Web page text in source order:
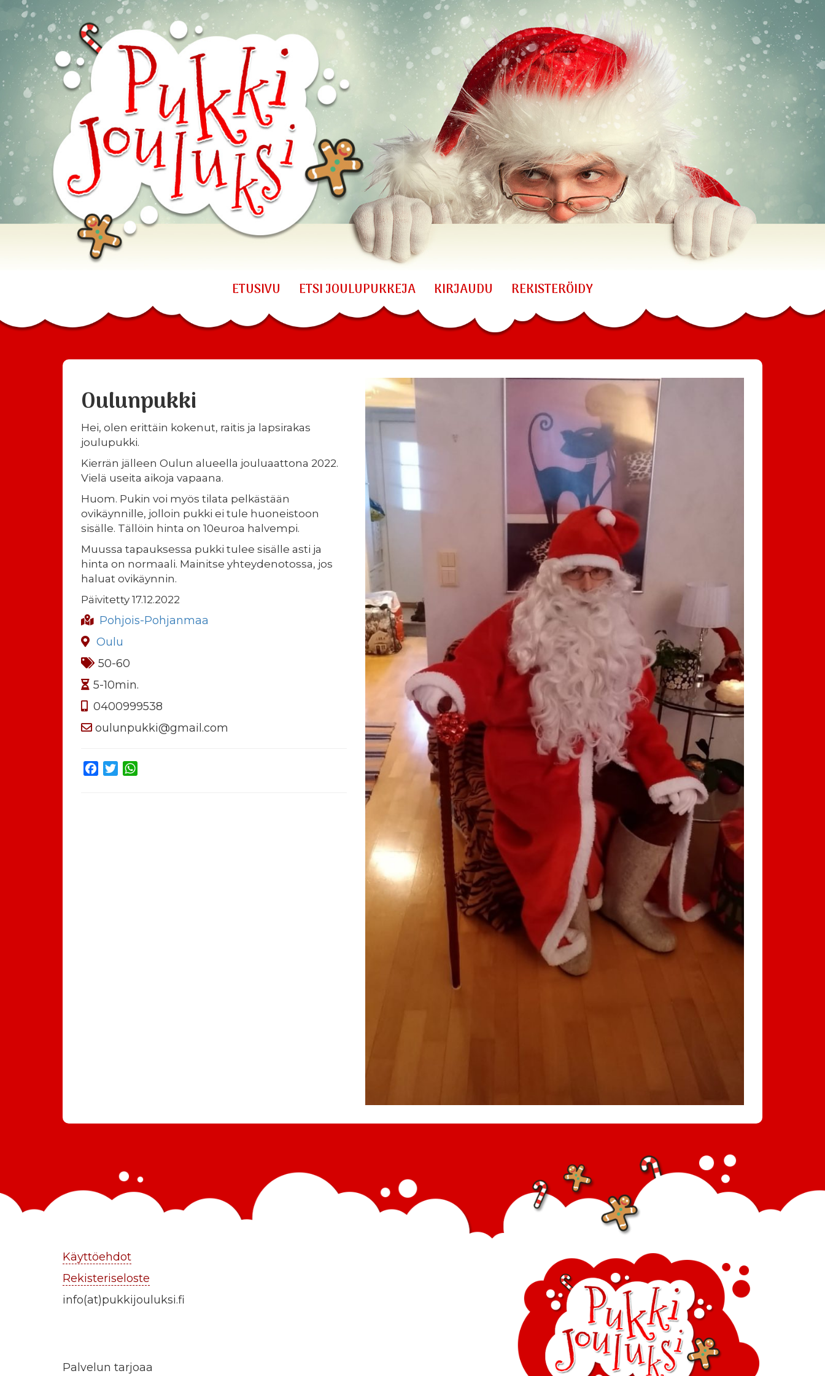
ETUSIVU ETSI JOULUPUKKEJA KIRJAUDU REKISTERÖIDY
Oulunpukki
Hei, olen erittäin kokenut, raitis ja lapsirakas
joulupukki.
Kierrän jälleen Oulun alueella jouluaattona 2022.
Vielä useita aikoja vapaana.
Huom. Pukin voi myös tilata pelkästään
ovikäynnille, jolloin pukki ei tule huoneistoon
sisälle. Tällöin hinta on 10euroa halvempi.
Muussa tapauksessa pukki tulee sisälle asti ja
hinta on normaali. Mainitse yhteydenotossa, jos
haluat ovikäynnin.
Päivitetty 17.12.2022
Pohjois-Pohjanmaa
Oulu
50-60
5-10min.
0400999538
oulunpukki@gmail.com
Facebook
Twitter
Käyttöehdot
Rekisteriseloste
info(at)pukkijouluksi.fi
Palvelun tarjoaa